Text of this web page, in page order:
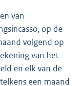
van
op de
volgend op
van het
en elk van de
een maand